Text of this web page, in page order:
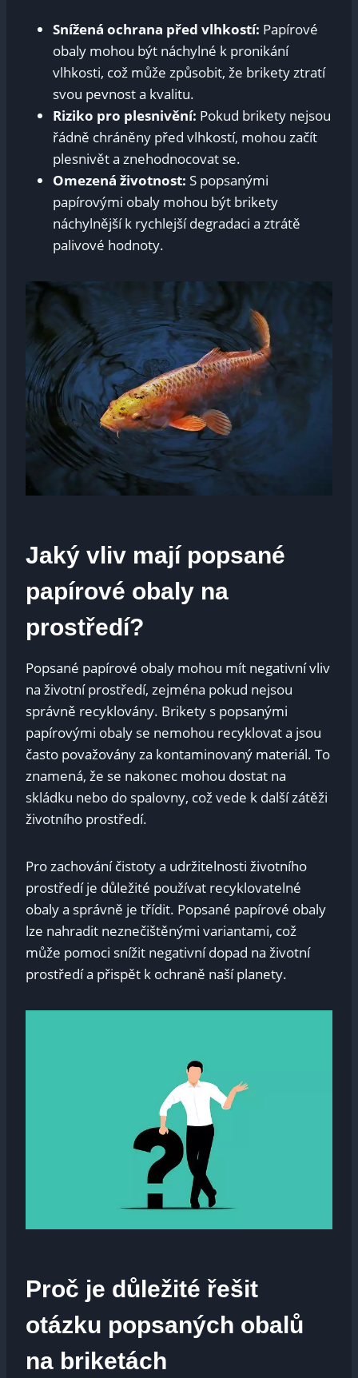
Snížená ochrana před vlhkostí: Papírové
obaly mohou být náchylné k pronikání
vlhkosti, což může způsobit, že brikety ztratí
svou pevnost a kvalitu.
Riziko pro plesnivění: Pokud brikety nejsou
řádně chráněny před vlhkostí, mohou začít
plesnivět a znehodnocovat se.
Omezená životnost: S popsanými
papírovými obaly mohou být brikety
náchylnější k rychlejší degradaci a ztrátě
palivové hodnoty.
Jaký vliv mají popsané
papírové obaly na
prostředí?
Popsané papírové obaly mohou mít negativní vliv
na životní prostředí, zejména pokud nejsou
správně recyklovány. Brikety s popsanými
papírovými obaly se nemohou recyklovat a jsou
často považovány za kontaminovaný materiál. To
znamená, že se nakonec mohou dostat na
skládku nebo do spalovny, což vede k další zátěži
životního prostředí.
Pro zachování čistoty a udržitelnosti životního
prostředí je důležité používat recyklovatelné
obaly a správně je třídit. Popsané papírové obaly
lze nahradit neznečištěnými variantami, což
může pomoci snížit negativní dopad na životní
prostředí a přispět k ochraně naší planety.
Proč je důležité řešit
otázku popsaných obalů
na briketách